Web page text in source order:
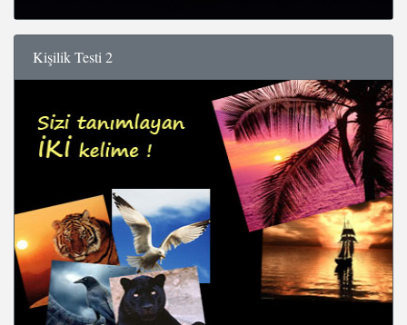
Kişilik Testi 2